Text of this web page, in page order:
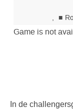
In de